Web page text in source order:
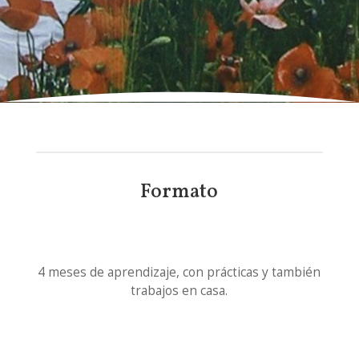
Formato
4 meses de aprendizaje, con prácticas y también
trabajos en casa.